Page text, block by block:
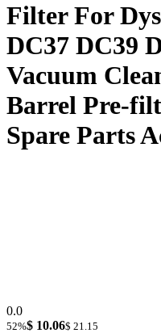
Filter For
DC37 DC39
Vacuum
Barrel Pre-
Spare Parts
0.0
52%$ 10.06$ 21.15